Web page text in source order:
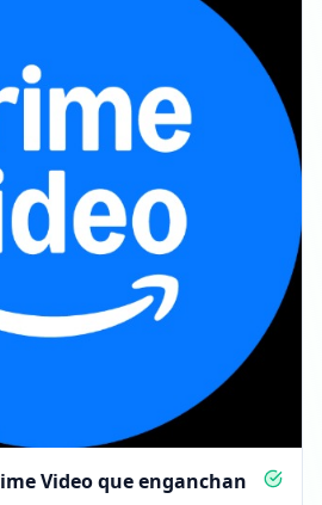
Video que enganchan